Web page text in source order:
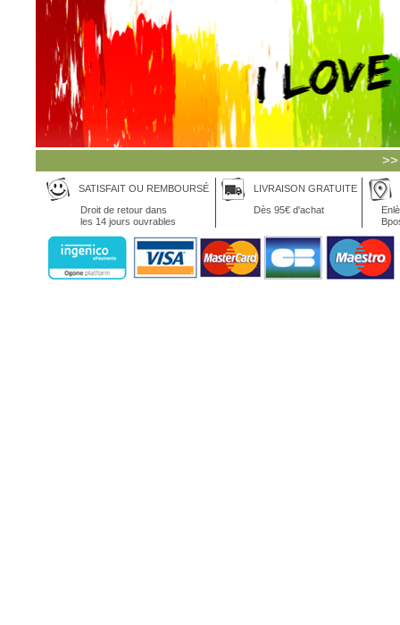
SATISFAIT OU REMBOURSÉ
Droit de retour dans
les 14 jours ouvrables
LIVRAISON GRATUITE
Dès 95€ d'achat